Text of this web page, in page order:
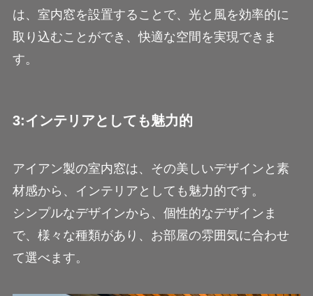
は、室内窓を設置することで、光と風を効率的に
取り込むことができ、快適な空間を実現できま
す。
3:インテリアとしても魅力的
アイアン製の室内窓は、その美しいデザインと素
材感から、インテリアとしても魅力的です。
シンプルなデザインから、個性的なデザインま
で、様々な種類があり、お部屋の雰囲気に合わせ
て選べます。